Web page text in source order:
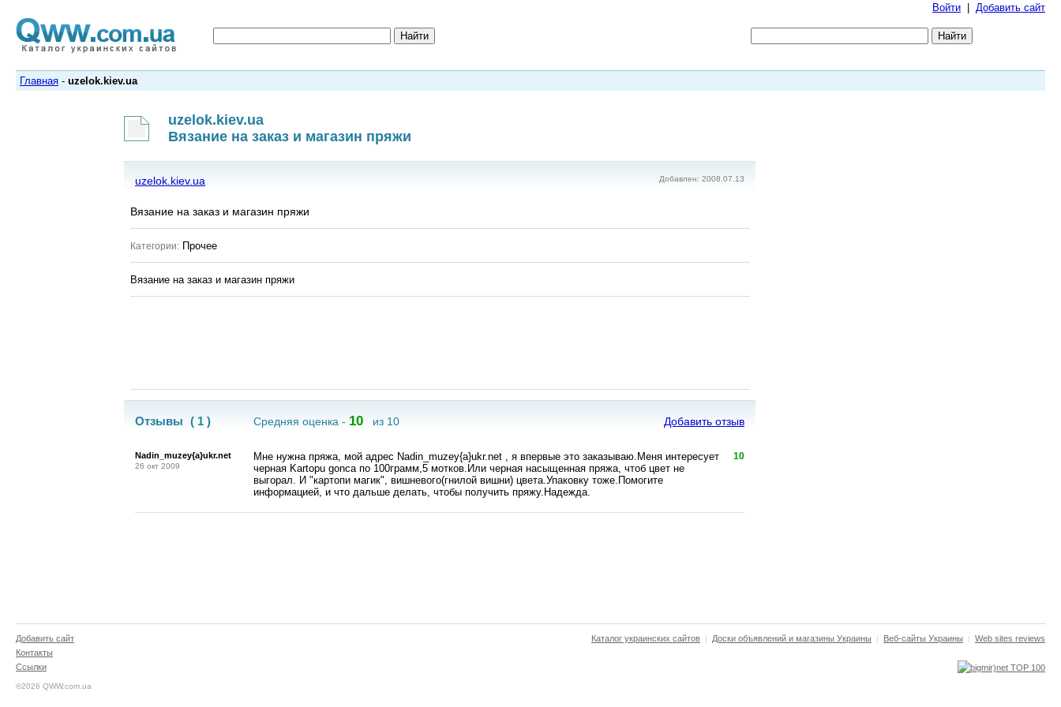
Войти Добавить сайт
Главная - uzelok.kiev.ua
uzelok.kiev.ua
Вязание на заказ и магазин пряжи
uzelok.kiev.ua Добавлен: 2008.07.13
Вязание на заказ и магазин пряжи
Категории: Прочее
Вязание на заказ и магазин пряжи
Отзывы ( 1 ) Средняя оценка - 10 из 10 Добавить отзыв
Nadin_muzey{a}ukr.net
26 окт 2009
Мне нужна пряжа, мой адрес Nadin_muzey{a}ukr.net , я впервые это заказываю.Меня интересует
черная Kartopu gonca по 100грамм,5 мотков.Или черная насыщенная пряжа, чтоб цвет не
выгорал. И "картопи магик", вишневого(гнилой вишни) цвета.Упаковку тоже.Помогите
информацией, и что дальше делать, чтобы получить пряжу.Надежда.
10
Добавить сайт
Контакты
Ссылки
©2026 QWW.com.ua
Каталог украинских сайтов | Доски объявлений и магазины Украины | Веб-сайты Украины | Web sites reviews